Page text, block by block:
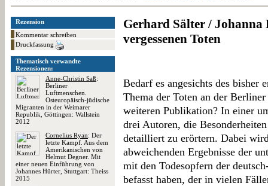
Rezension
Kommentar schreiben
Druckfassung
Thematisch verwandte
Rezensionen:
Anne-Christin Saß:
Berliner
Luftmenschen.
Osteuropäisch-jüdische
Migranten in der Weimarer
Republik, Göttingen: Wallstein
2012
Cornelius Ryan: Der
letzte Kampf. Aus dem
Amerikanischen von
Helmut Degner. Mit
einer neuen Einführung von
Johannes Hürter, Stuttgart: Theiss
2015
Gerhard Sälter /
vergessenen Toten
Bedarf es angesichts des bisher
Thema der Toten an der
weiteren Publikation? In einer
drei Autoren, die
detailliert zu erörtern. Dabei
abweichenden Ergebnisse der
mit den Todesopfern der
befasst haben, der in vielen